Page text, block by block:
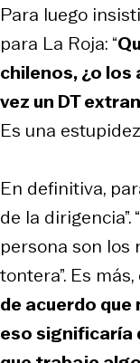
Para luego
para La Roja: “
chilenos, ¿o
vez un DT
Es una
En definitiva,
de la
persona son los
tontera”. Es
de acuerdo
eso significaría